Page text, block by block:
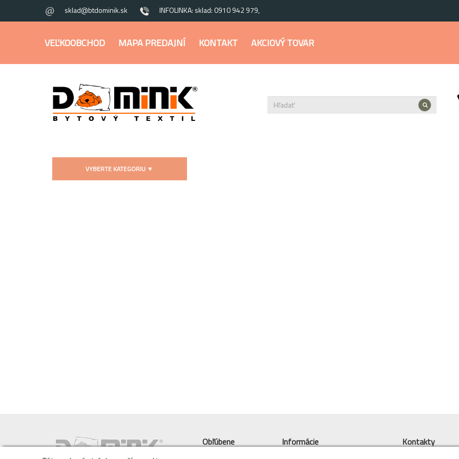
sklad@btdominik.sk INFOLINKA: sklad: 0910 942 979,
VEĽKOOBCHOD MAPA PREDAJNÍ KONTAKT AKCIOVÝ TOVAR
VYBERTE KATEGORIU ▼
Obľúbene
Informácie
Kontakty